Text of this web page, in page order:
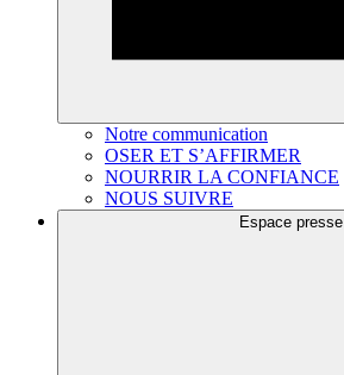
Notre communication
OSER ET S’AFFIRMER
NOURRIR LA CONFIANCE
NOUS SUIVRE
Espace presse